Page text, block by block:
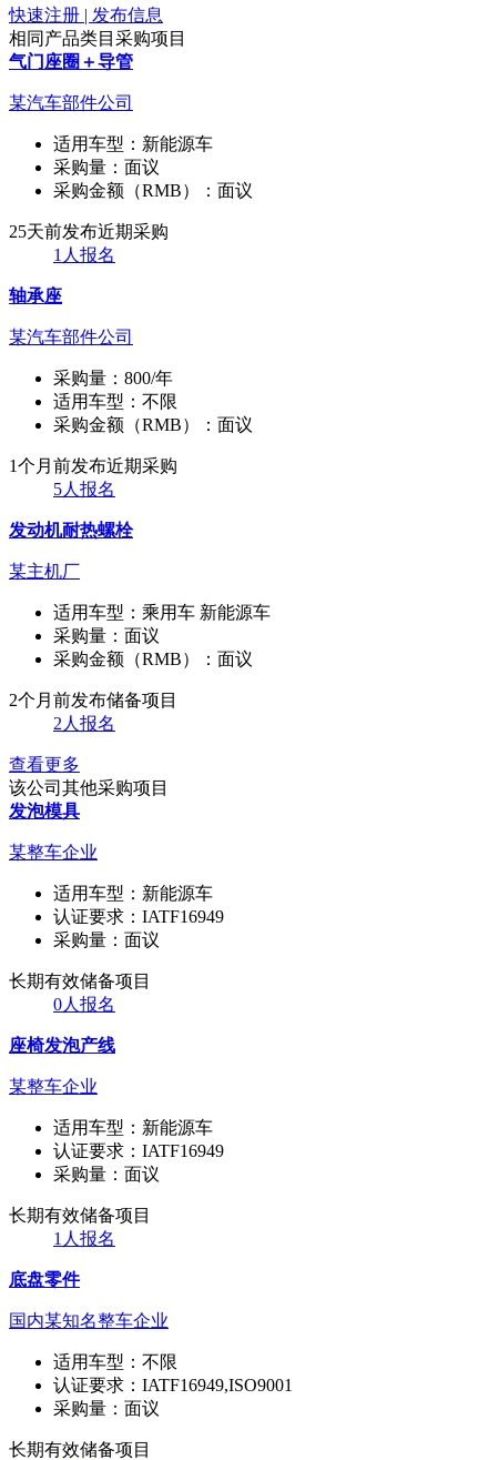
快速注册 | 发布信息
相同产品类目采购项目
气门座圈＋导管
某汽车部件公司
适用车型： 新能源车
采购量： 面议
采购金额（RMB）： 面议
25天前发布近期采购
1人报名
轴承座
某汽车部件公司
采购量： 800/年
适用车型： 不限
采购金额（RMB）： 面议
1个月前发布近期采购
5人报名
发动机耐热螺栓
某主机厂
适用车型： 乘用车 新能源车
采购量： 面议
采购金额（RMB）： 面议
2个月前发布储备项目
2人报名
查看更多
该公司其他采购项目
发泡模具
某整车企业
适用车型： 新能源车
认证要求： IATF16949
采购量： 面议
长期有效储备项目
0人报名
座椅发泡产线
某整车企业
适用车型： 新能源车
认证要求： IATF16949
采购量： 面议
长期有效储备项目
1人报名
底盘零件
国内某知名整车企业
适用车型： 不限
认证要求： IATF16949,ISO9001
采购量： 面议
长期有效储备项目